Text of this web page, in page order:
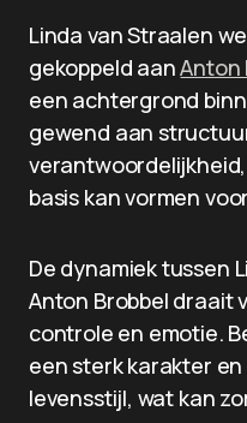
Linda van Straalen
gekoppeld aanAnton
een achtergrond
gewend aan
basis kan vormen
De dynamiek tussen
Anton Brobbel draait
controle en emotie.
een sterk karakter
levensstijl, wat kan